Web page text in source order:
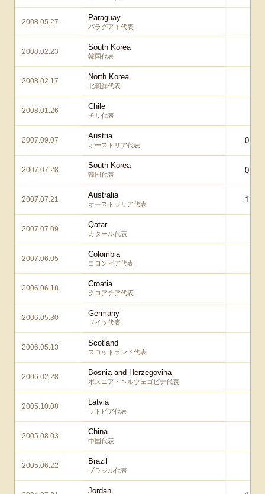
2008.05.27 Paraguay
パラグアイ代表
2008.02.23 South Korea
韓国代表
2008.02.17 North Korea
北朝鮮代表
2008.01.26 Chile
チリ代表
2007.09.07 Austria
オーストリア代表 0 – 0
2007.07.28 South Korea
韓国代表 0 – 0
2007.07.21 Australia
オーストラリア代表 1 – 1
2007.07.09 Qatar
カタール代表
2007.06.05 Colombia
コロンビア代表
2006.06.18 Croatia
クロアチア代表
2006.05.30 Germany
ドイツ代表
2006.05.13 Scotland
スコットランド代表
2006.02.28 Bosnia and Herzegovina
ボスニア・ヘルツェゴビナ代表
2005.10.08 Latvia
ラトビア代表
2005.08.03 China
中国代表
2005.06.22 Brazil
ブラジル代表
Jordan